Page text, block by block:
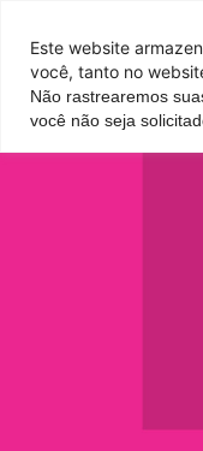
Este website
você, tanto no
Não rastrearemos
você não seja